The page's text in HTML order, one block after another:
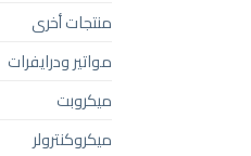
منتجات أخرى
مواتير ودرايفرات
ميكروبت
ميكروكنترولر